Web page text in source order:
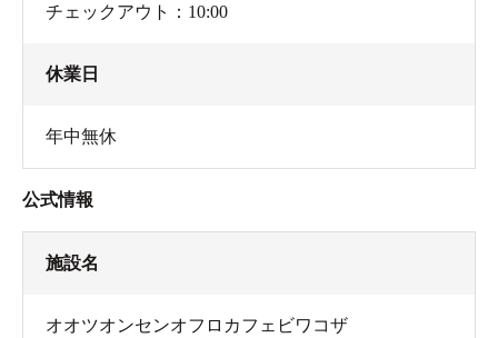
フロア
なっています。
明るい脱衣所。自由に選べるロッカーは、コートも余裕
あるのも嬉しいです。
チェックアウト：10:00
休業日
年中無休
公式情報
施設名
オオツオンセンオフロカフェビワコザ